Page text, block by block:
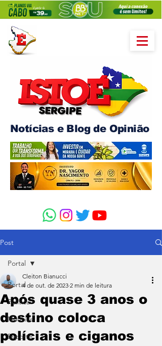
Notícias e Blog de Opinião
Post
Portal
Política
Notícias
Esporte
Portal
Após quase 3 anos o
destino coloca
políciais e ciganos
Cleiton Bianucci
4 de out. de 2023 2 min de leitura